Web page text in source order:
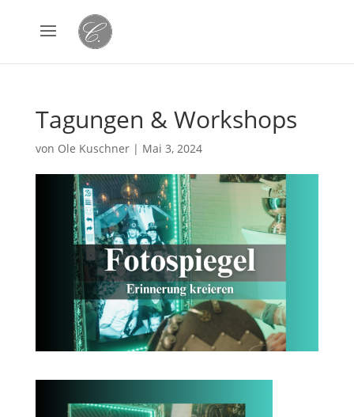
Tagungen & Workshops
von Ole Kuschner| Mai 3, 2024